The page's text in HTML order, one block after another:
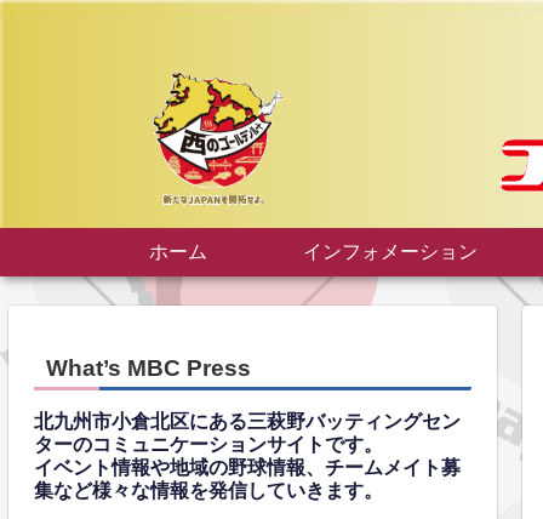
ホーム インフォメーション
What’s MBC Press
北九州市小倉北区にある三萩野バッティングセン
ターのコミュニケーションサイトです。
イベント情報や地域の野球情報、チームメイト募
集など様々な情報を発信していきます。